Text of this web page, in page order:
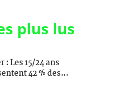
plus lus
: Les 15/24 ans
42 % des...